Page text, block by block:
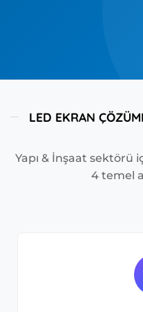
LED EKRAN
Yapı & İnşaat sektörü
4 temel